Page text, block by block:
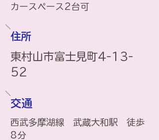
​カースペース2台可
住所
​東村山市富士見町4-13-
52
交通
西武多摩湖線 武蔵大和駅 徒歩
8分